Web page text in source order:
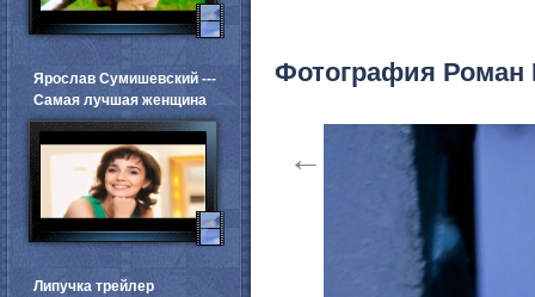
Фотография Роман
←
Ярослав Сумишевский ---
Самая лучшая женщина
Липучка трейлер